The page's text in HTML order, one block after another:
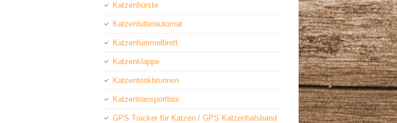
Katzenbürste
Katzenfutterautomat
Katzenfummelbrett
Katzenklappe
Katzentrinkbrunnen
Katzentransportbox
GPS Tracker für Katzen / GPS Katzenhalsband